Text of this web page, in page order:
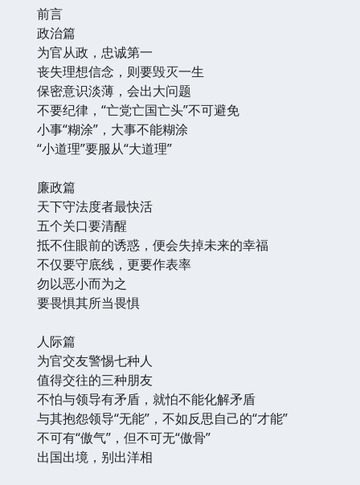
前言
政治篇
为官从政，忠诚第一
丧失理想信念，则要毁灭一生
保密意识淡薄，会出大问题
不要纪律，“亡党亡国亡头”不可避免
小事“糊涂”，大事不能糊涂
“小道理”要服从“大道理”
廉政篇
天下守法度者最快活
五个关口要清醒
抵不住眼前的诱惑，便会失掉未来的幸福
不仅要守底线，更要作表率
勿以恶小而为之
要畏惧其所当畏惧
人际篇
为官交友警惕七种人
值得交往的三种朋友
不怕与领导有矛盾，就怕不能化解矛盾
与其抱怨领导“无能”，不如反思自己的“才能”
不可有“傲气”，但不可无“傲骨”
出国出境，别出洋相